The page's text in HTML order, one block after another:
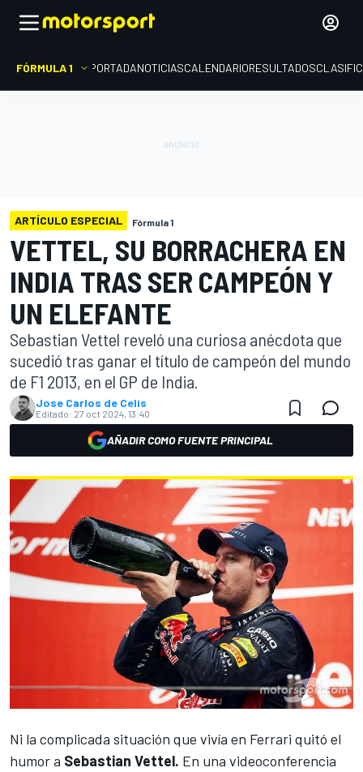
FÓRMULA 1 PORTADANOTICIASCALENDARIORESULTADOS
ARTÍCULO ESPECIAL Fórmula 1
VETTEL, SU BORRACHERA EN
INDIA TRAS SER CAMPEÓN Y
UN ELEFANTE
Sebastian Vettel reveló una curiosa anécdota que
sucedió tras ganar el título de campeón del mundo
de F1 2013, en el GP de India.
Jose Carlos de Celis
Editado: 27 oct 2024, 13:40
AÑADIR COMO FUENTE PRINCIPAL
Ni la complicada situación que vivía en Ferrari quitó el
humor a Sebastian Vettel. En una videoconferencia